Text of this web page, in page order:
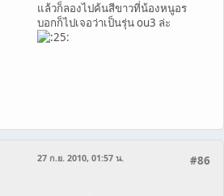
แล้วก็ลองไปค้นสีขาวที่น้องหนูอร
บอกก็ไปเจอว่าเป็นรุ่น ou3 ล่ะ
#86
27 ก.ย. 2010, 01:57 น.